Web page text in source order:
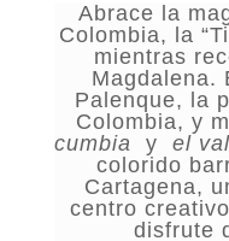
Abrace la
Colombia, la
mientras
Magdalena.
Palenque, la
Colombia, y
cumbia y el
colorido
Cartagena,
centro
disfrute